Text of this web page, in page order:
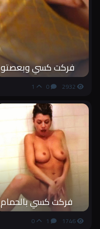
فركت كسي وبعصتو
0
فركت كسي بالحمام
1746
0